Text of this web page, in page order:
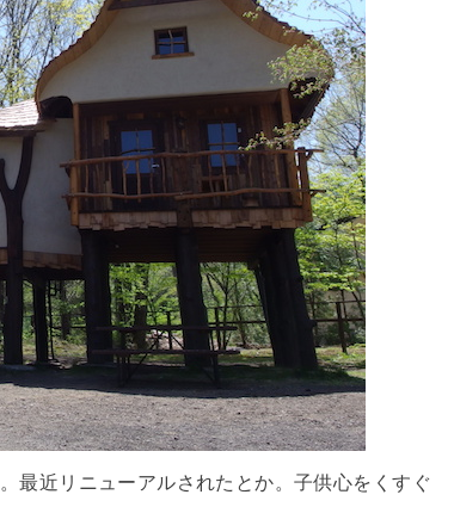
。最近リニューアルされたとか。子供心をくすぐ